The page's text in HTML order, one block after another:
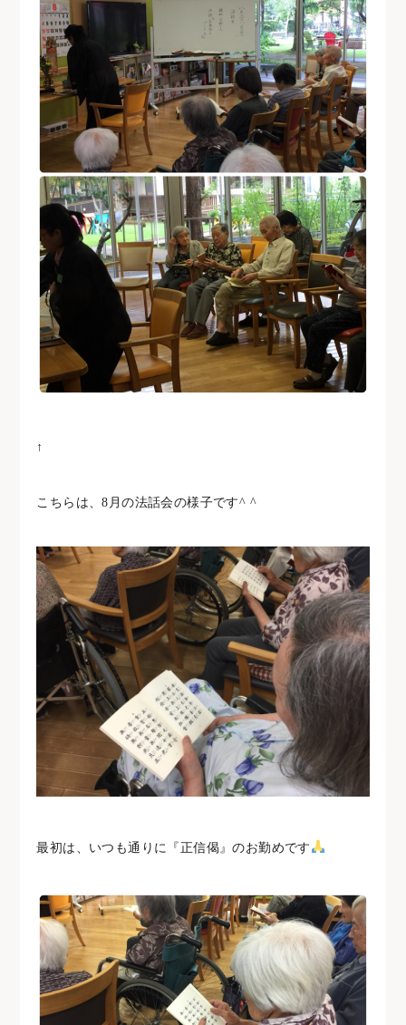
↑
こちらは、8月の法話会の様子です^ ^
最初は、いつも通りに『正信偈』のお勤めです